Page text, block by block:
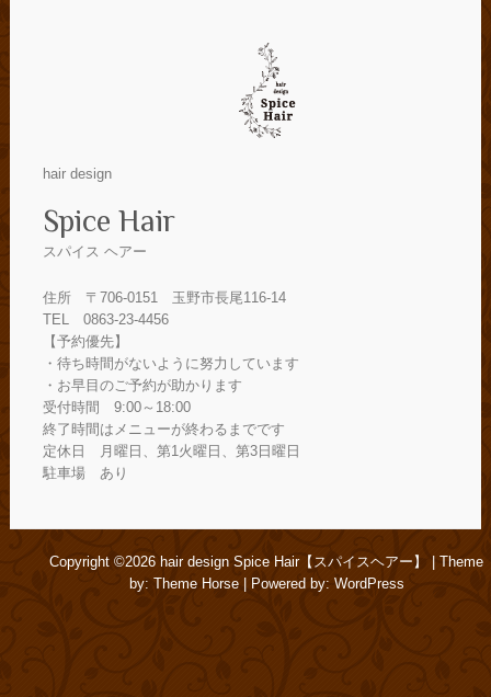
hair design
Spice Hair
スパイス ヘアー
住所 〒706-0151 玉野市長尾116-14
TEL 0863-23-4456
【予約優先】
・待ち時間がないように努力しています
・お早目のご予約が助かります
受付時間 9:00～18:00
終了時間はメニューが終わるまでです
定休日 月曜日、第1火曜日、第3日曜日
駐車場 あり
Copyright ©2026 hair design Spice Hair【スパイスヘアー】
| Theme
by: Theme Horse| Powered by: WordPress